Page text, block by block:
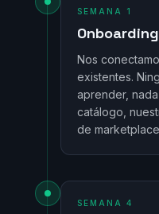
SEMANA 1
Nos
existentes.
aprender,
catálogo,
de
SEMANA 4